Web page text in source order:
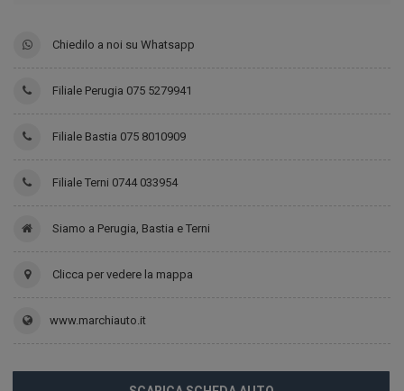
Chiedilo a noi su Whatsapp
Filiale Perugia 075 5279941
Filiale Bastia 075 8010909
Filiale Terni 0744 033954
Siamo a Perugia, Bastia e Terni
Clicca per vedere la mappa
www.marchiauto.it